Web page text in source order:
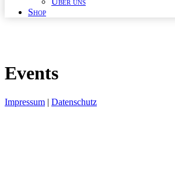
Shop
Events
Impressum | Datenschutz